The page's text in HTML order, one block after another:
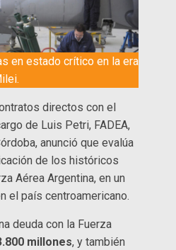
en estado crítico en la era
directos con el
de Luis Petri, FADEA,
anunció que evalúa
de los históricos
Aérea Argentina, en un
el país centroamericano.
deuda con la Fuerza
millones, y también